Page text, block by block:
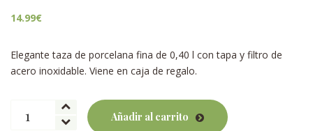
14.99€
Elegante taza de porcelana fina de 0,40 l con tapa y filtro de
acero inoxidable. Viene en caja de regalo.
porcelana
Añadir al carrito